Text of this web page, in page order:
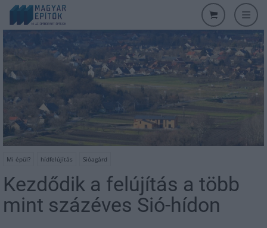
Mi épül? hídfelújítás Sióagárd
Kezdődik a felújítás a több
mint százéves Sió-hídon